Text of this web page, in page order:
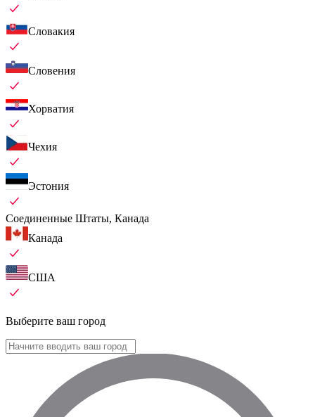
Словакия
Словения
Хорватия
Чехия
Эстония
Соединенные Штаты, Канада
Канада
США
Выберите ваш город